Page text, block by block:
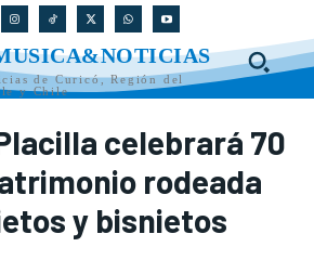
de Curicó, Región del
y Chile
celebrará 70
rodeada
y bisnietos